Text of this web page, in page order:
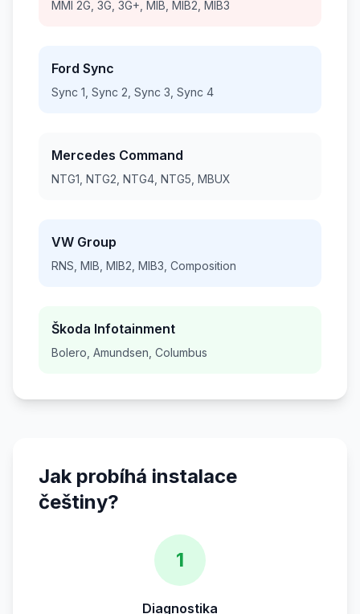
MMI 2G, 3G, 3G+, MIB, MIB2, MIB3
Ford Sync
Sync 1, Sync 2, Sync 3, Sync 4
Mercedes Command
NTG1, NTG2, NTG4, NTG5, MBUX
VW Group
RNS, MIB, MIB2, MIB3, Composition
Škoda Infotainment
Bolero, Amundsen, Columbus
Jak probíhá instalace
češtiny?
1
Diagnostika